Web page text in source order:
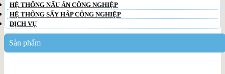
HỆ THỐNG NẤU ĂN CÔNG NGHIỆP
HỆ THỐNG SẤY HẤP CÔNG NGHIỆP
DỊCH VỤ
Sản phẩm